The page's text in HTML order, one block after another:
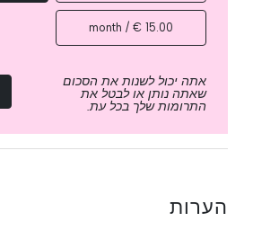
15.00 € / month
אתה יכול לשנות את הסכום
שאתה נותן או לבטל את
התרומות שלך בכל עת.
הערות